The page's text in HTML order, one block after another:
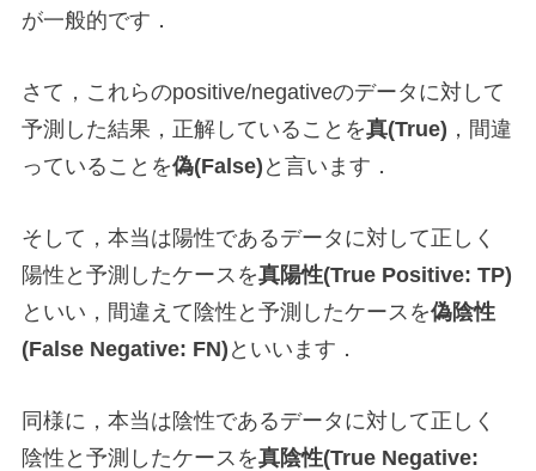
が一般的です．
さて，これらのpositive/negativeのデータに対して
予測した結果，正解していることを真(True) ，間違
っていることを偽(False) と言います．
そして，本当は陽性であるデータに対して正しく
陽性と予測したケースを真陽性(True Positive: TP)
といい，間違えて陰性と予測したケースを偽陰性
(False Negative: FN) といいます．
同様に，本当は陰性であるデータに対して正しく
陰性と予測したケースを真陰性(True Negative: